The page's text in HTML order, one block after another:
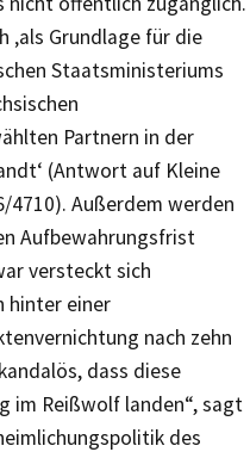
‚als Grundlage für die
Staatsministeriums
Partnern in der
(Antwort auf Kleine
4710). Außerdem werden
Aufbewahrungsfrist
versteckt sich
hinter einer
nach zehn
dass diese
im Reißwolf landen“, sagt
des